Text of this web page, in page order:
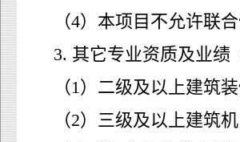
（4）本项目不允许联
3. 其它专业资质及业绩
（1）二级及以上建筑
（2）三级及以上建筑